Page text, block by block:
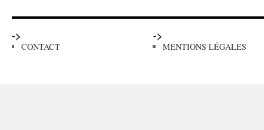
->
CONTACT
->
MENTIONS LÉGALES